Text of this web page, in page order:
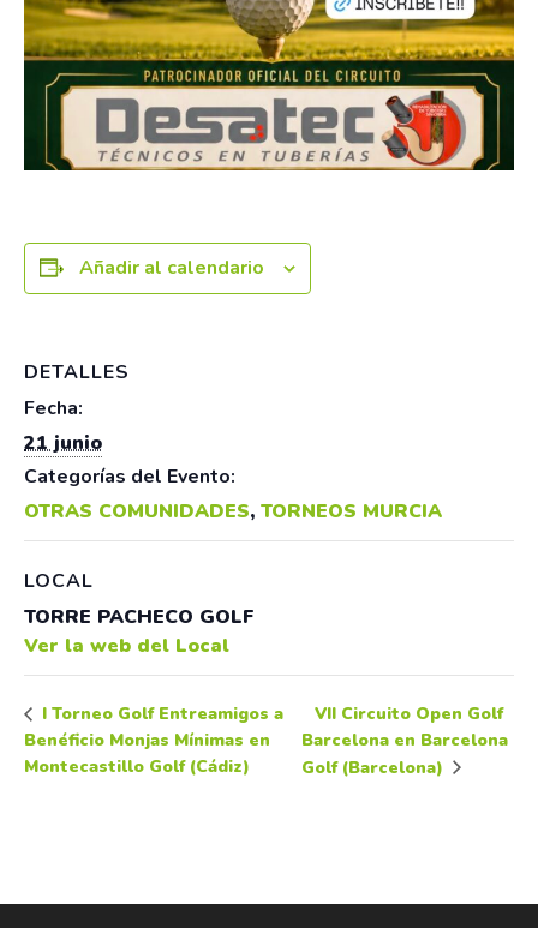
Añadir al calendario
DETALLES
Fecha:
21 junio
Categorías del Evento:
OTRAS COMUNIDADES, TORNEOS MURCIA
LOCAL
TORRE PACHECO GOLF
Ver la web del Local
I Torneo Golf Entreamigos a
Benéficio Monjas Mínimas en
Montecastillo Golf (Cádiz)
VII Circuito Open Golf
Barcelona en Barcelona
Golf (Barcelona)